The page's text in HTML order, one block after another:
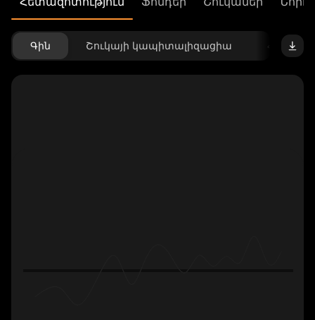
Գին Շուկայի կապիտալիզացիա